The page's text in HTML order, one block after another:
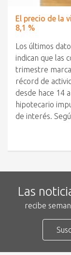
El precio de la
8,1 %
Los últimos
indican que las
trimestre
récord de
desde hace 14
hipotecario
de interés.
Las
recibe